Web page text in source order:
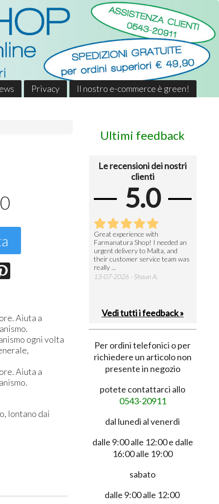
Privacy Il nostro e-commerce è green!
Aiuta a
ogni volta
Aiuta a
lontano dai
Ultimi feedback
Le recensioni dei nostri
clienti
5.0
07-2026 - Ruggero V.
Great experience with
Farmanatura Shop! I needed an
urgent delivery to Malta, and
their customer service team was
really ...
13-07-2026 - Shaun A.
Vedi tutti i feedback »
Per ordini telefonici o per
richiedere un articolo non
presente in negozio
potete contattarci allo
0543-20911
dal lunedì al venerdì
dalle 9:00 alle 12:00 e dalle
16:00 alle 19:00
sabato
dalle 9:00 alle 12:00